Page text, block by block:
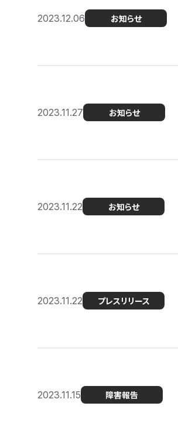
2023.12.06 お知らせ
2023.11.27 お知らせ
2023.11.22 お知らせ
2023.11.22 プレスリリース
2023.11.15 障害報告